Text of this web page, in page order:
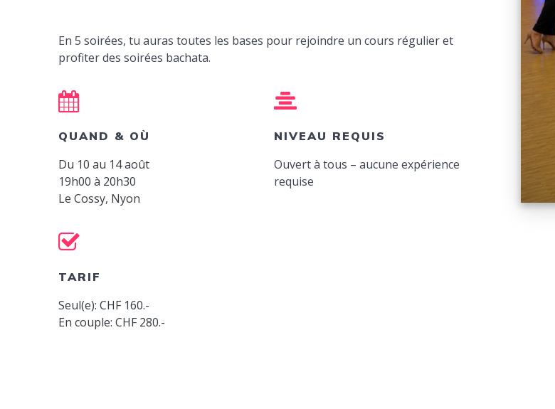
En 5 soirées, tu auras toutes les bases pour rejoindre un cours régulier et
profiter des soirées bachata.
QUAND & OÙ
Du 10 au 14 août
19h00 à 20h30
Le Cossy, Nyon
NIVEAU REQUIS
Ouvert à tous – aucune expérience
requise
TARIF
Seul(e): CHF 160.-
En couple: CHF 280.-